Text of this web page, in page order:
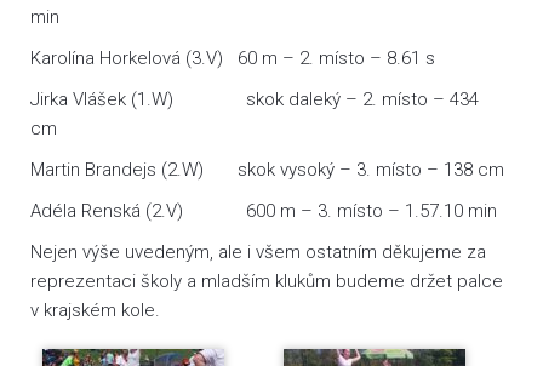
min
Karolína Horkelová (3.V) 60 m – 2. místo – 8.61 s
Jirka Vlášek (1.W) skok daleký – 2. místo – 434
cm
Martin Brandejs (2.W) skok vysoký – 3. místo – 138 cm
Adéla Renská (2.V) 600 m – 3. místo – 1.57.10 min
Nejen výše uvedeným, ale i všem ostatním děkujeme za
reprezentaci školy a mladším klukům budeme držet palce
v krajském kole.